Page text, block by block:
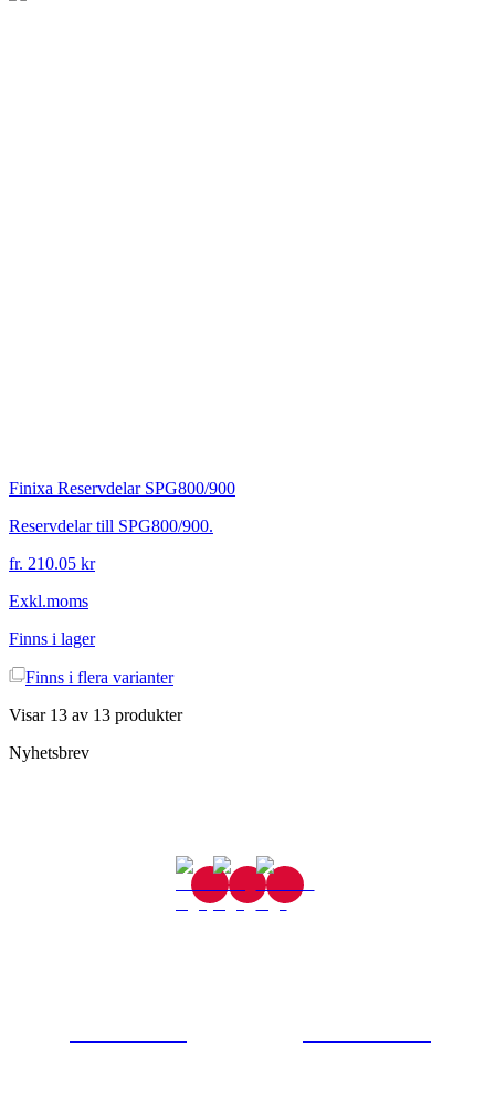
Finixa Reservdelar SPG800/900
Reservdelar till SPG800/900.
fr. 210.05 kr
Exkl.moms
Finns i lager
Finns i flera varianter
Visar13 av 13 produkter
Nyhetsbrev